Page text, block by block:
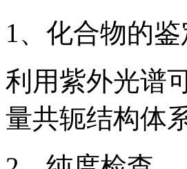
1、化合物的鉴
利用紫外光谱
量共轭结构体